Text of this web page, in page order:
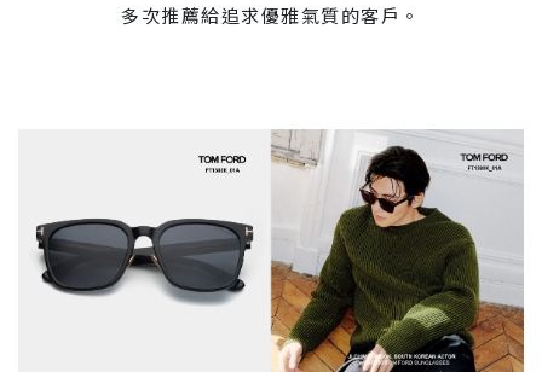
多次推薦給追求優雅氣質的客戶。